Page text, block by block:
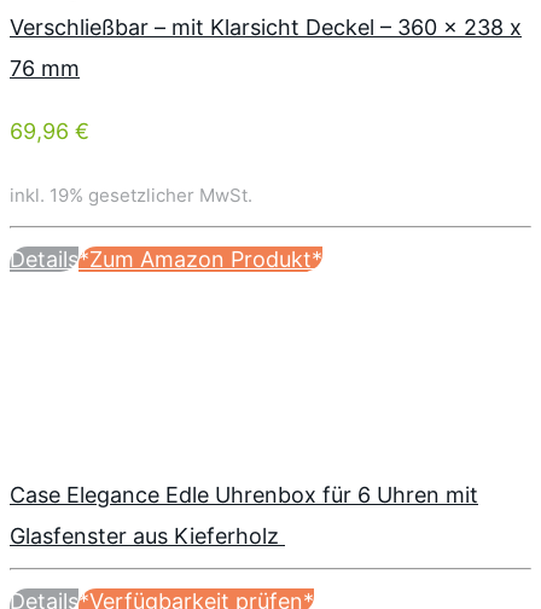
Verschließbar – mit Klarsicht Deckel – 360 x 238 x
76 mm
69,96 €
inkl. 19% gesetzlicher MwSt.
Details*Zum Amazon Produkt*
Case Elegance Edle Uhrenbox für 6 Uhren mit
Glasfenster aus Kieferholz
Details*Verfügbarkeit prüfen*